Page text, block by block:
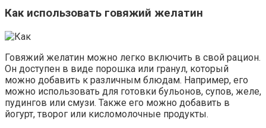
Как использовать говяжий желатин
Говяжий желатин можно легко включить в свой рацион.
Он доступен в виде порошка или гранул, который
можно добавить к различным блюдам. Например, его
можно использовать для готовки бульонов, супов, желе,
пудингов или смузи. Также его можно добавить в
йогурт, творог или кисломолочные продукты.